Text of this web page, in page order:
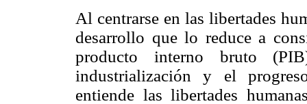
Al centrarse en las libertades
desarrollo que lo reduce a
producto interno bruto
industrialización y el
entiende las libertades